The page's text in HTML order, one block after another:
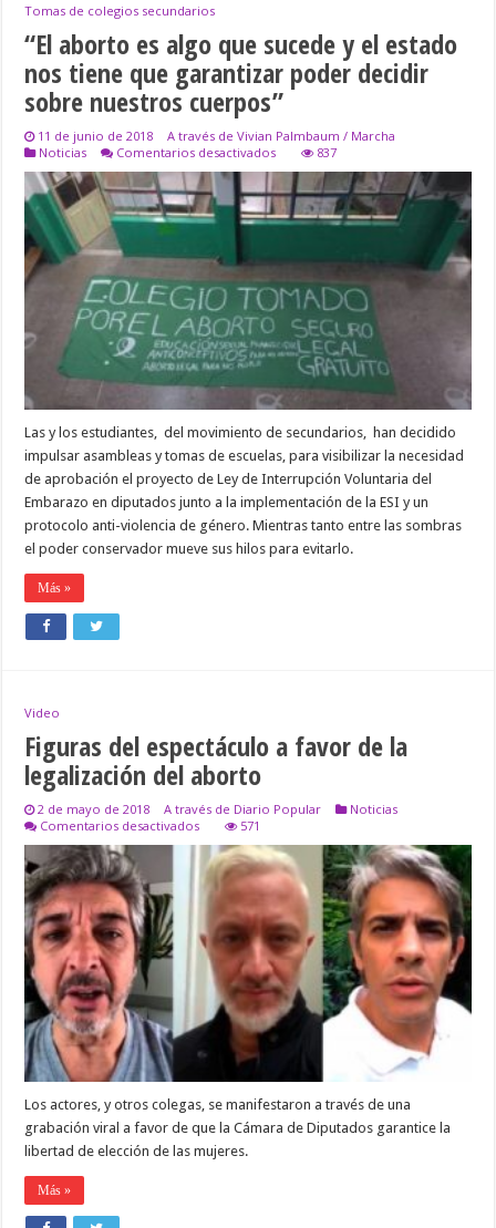
Tomas de colegios secundarios
“El aborto es algo que sucede y el estado
nos tiene que garantizar poder decidir
sobre nuestros cuerpos”
11 de junio de 2018
A través de Vivian Palmbaum / Marcha
Noticias
Comentarios desactivadosen
aborto
es
algo
y
el
estado
nos
tiene
que
garantizar
decidir
nuestros
cuerpos”
837
Las y los estudiantes, del movimiento de secundarios, han decidido
impulsar asambleas y tomas de escuelas, para visibilizar la necesidad
de aprobación el proyecto de Ley de Interrupción Voluntaria del
Embarazo en diputados junto a la implementación de la ESI y un
protocolo anti-violencia de género. Mientras tanto entre las sombras
el poder conservador mueve sus hilos para evitarlo.
Más »
Video
Figuras del espectáculo a favor de la
legalización del aborto
2 de mayo de 2018 A través de Diario Popular
Noticias
Comentarios desactivadosen
del
espectáculo
la
legalización
del
aborto
571
Los actores, y otros colegas, se manifestaron a través de una
grabación viral a favor de que la Cámara de Diputados garantice la
libertad de elección de las mujeres.
Más »